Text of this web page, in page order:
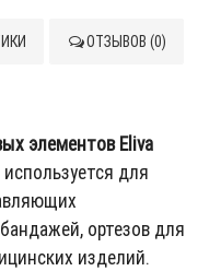
ОТЗЫВОВ (0)
элементов Eliva
используется для
ортезов для
изделий.